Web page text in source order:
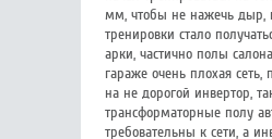
мм, чтобы не нажечь дыр,
тренировки стало
арки, частично полы
гараже очень плохая
на не дорогой инвертор,
трансформаторные полу
требовательны к сети, а